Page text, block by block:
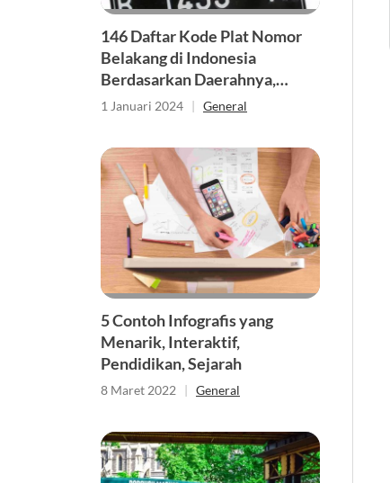
146 Daftar Kode Plat Nomor
Belakang di Indonesia
Berdasarkan Daerahnya,
Lengkap dengan Arti dan
1 Januari 2024 | General
5 Contoh Infografis yang
Menarik, Interaktif,
Pendidikan, Sejarah
8 Maret 2022 | General